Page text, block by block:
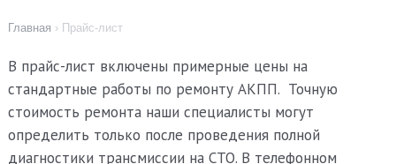
Главная › Прайс-лист
В прайс-лист включены примерные цены на
стандартные работы по ремонту АКПП. Точную
стоимость ремонта наши специалисты могут
определить только после проведения полной
диагностики трансмиссии на СТО. В телефонном